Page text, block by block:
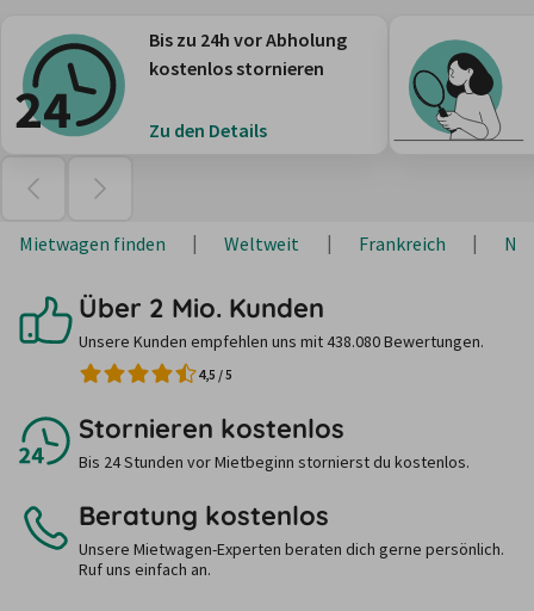
Bis zu 24h vor Abholung
kostenlos stornieren
Zu den Details
Mietwagen finden Weltweit Frankreich
Über 2 Mio. Kunden
Unsere Kunden empfehlen uns mit 438.080 Bewertungen.
4,5 /5
Stornieren kostenlos
Bis 24 Stunden vor Mietbeginn stornierst du kostenlos.
Beratung kostenlos
Unsere Mietwagen-Experten beraten dich gerne persönlich.
Ruf uns einfach an.